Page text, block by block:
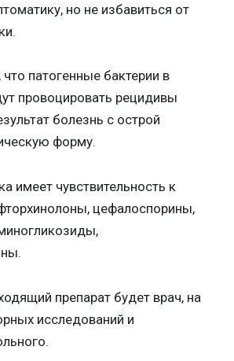
но не избавиться от
патогенные бактерии в
провоцировать рецидивы
болезнь с острой
форму.
имеет чувствительность к
цефалоспорины,
препарат будет врач, на
исследований и